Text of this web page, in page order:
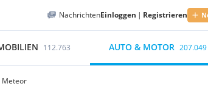
NachrichtenEinloggen | Registrieren
112.763 AUTO & MOTOR 207.049
Meteor